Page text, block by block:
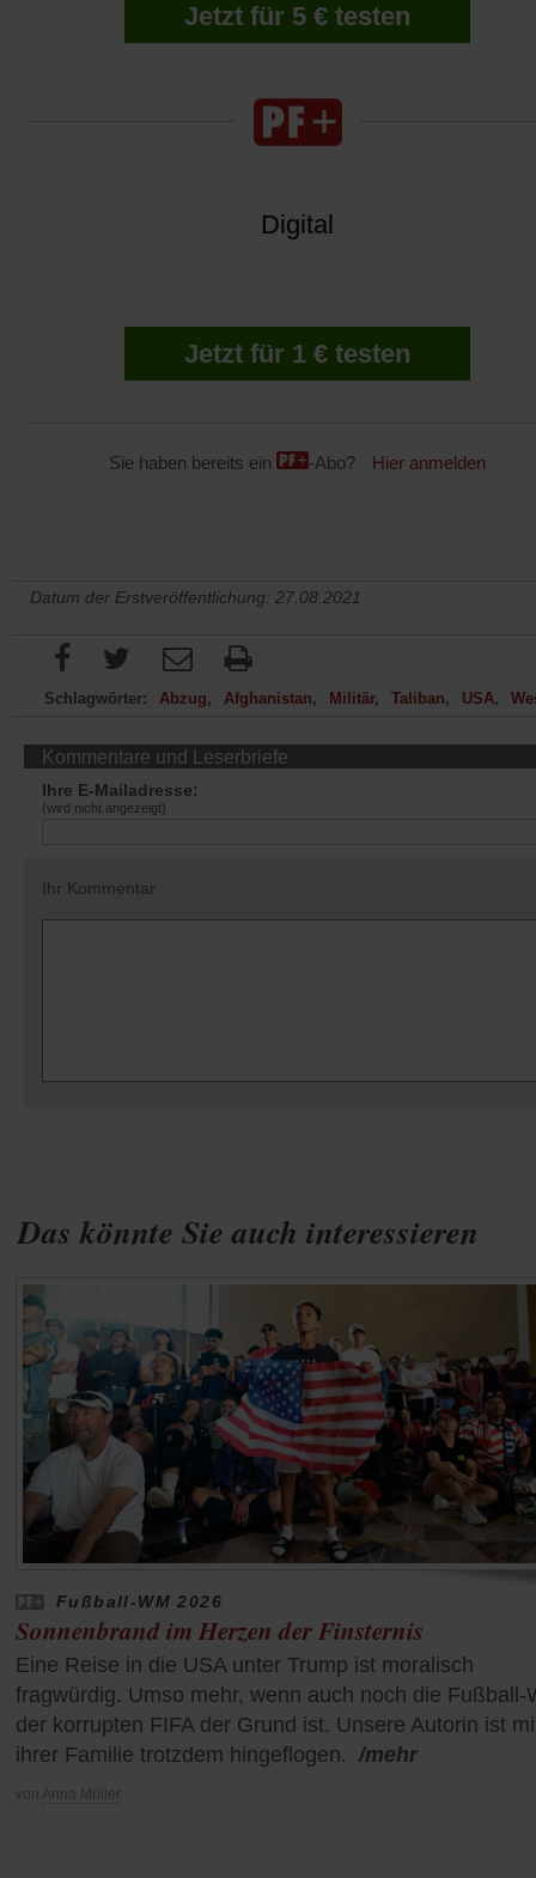
Das könnte Sie auch interessieren
Fußball-WM 2026
Sonnenbrand im Herzen der Finsternis
Eine Reise in die USA unter Trump ist moralisch
fragwürdig. Umso mehr, wenn auch noch die Fußball-
der korrupten FIFA der Grund ist. Unsere Autorin ist
ihrer Familie trotzdem hingeflogen. /mehr
von Anna Müller
Jetzt für 5 € testen
Digital
Jetzt für 1 € testen
Sie haben bereits ein -Abo? Hier anmelden
Datum der Erstveröffentlichung: 27.08.2021
Schlagwörter: Abzug Afghanistan Militär Taliban USA
Kommentare und Leserbriefe
Ihre E-Mailadresse:
(wird nicht angezeigt)
Ihr Kommentar